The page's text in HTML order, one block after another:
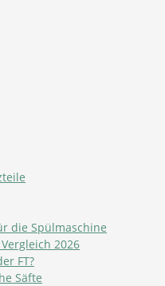
die Spülmaschine
2026
FT?
Säfte